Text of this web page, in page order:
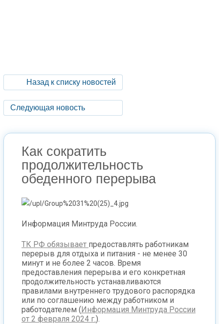
Назад к списку новостей
Следующая новость
Как сократить
продолжительность
обеденного перерыва
Информация Минтруда России.
ТК РФ обязывает предоставлять работникам
перерыв для отдыха и питания - не менее 30
минут и не более 2 часов. Время
предоставления перерыва и его конкретная
продолжительность устанавливаются
правилами внутреннего трудового распорядка
или по соглашению между работником и
работодателем (Информация Минтруда России
от 2 февраля 2024 г.).